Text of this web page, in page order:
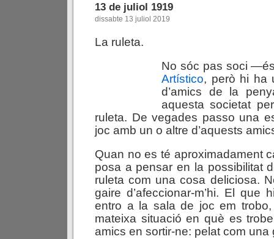
13 de juliol 1919
dissabte 13 juliol 2019
La ruleta.
No sóc pas soci
Artístico, però hi ha
d’amics de la
aquesta societat
ruleta. De vegades passo una
joc amb un o altre d’aquests
Quan no es té aproximadament
posa a pensar en la possibilitat
ruleta com una cosa deliciosa.
gaire d’afeccionar-m’hi. El que
entro a la sala de joc em
mateixa situació en què es
amics en sortir-ne: pelat com una